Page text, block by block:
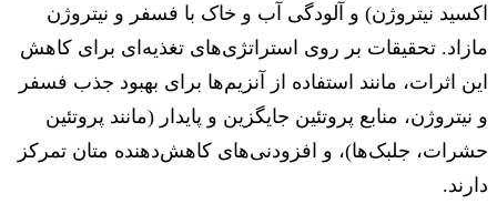
اکسید نیتروژن) و آلودگی آب و خاک با فسفر و نیتروژن
مازاد. تحقیقات بر روی استراتژی‌های تغذیه‌ای برای کاهش
این اثرات، مانند استفاده از آنزیم‌ها برای بهبود جذب فسفر
و نیتروژن، منابع پروتئین جایگزین و پایدار (مانند پروتئین
حشرات، جلبک‌ها)، و افزودنی‌های کاهش‌دهنده متان تمرکز
دارند.